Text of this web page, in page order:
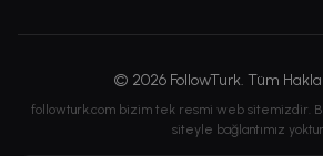
© 2026 FollowTurk. Tüm
followturk.com bizim tek resmi web sitemizdir.
siteyle bağlantımız yoktur.